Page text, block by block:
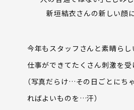
新垣結衣さんの新しい顔
今年もスタッフさんと素晴ら
仕事ができてたくさん刺激を受
（写真だらけ…その日ごとにち
ればよいものを…汗）